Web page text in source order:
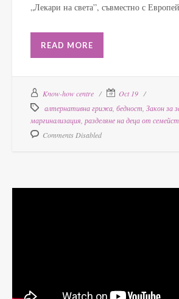
„Лекари на света”, съвместно с
READ MORE
Know-how centre
Oct 19
алтернативна грижа бедност Закон за
маргинализация разделяне на деца от
Comments Disabled